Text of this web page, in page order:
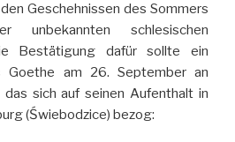
Geschehnissen des Sommers
schlesischen
Bestätigung dafür sollte ein
Goethe am 26. September an
sich auf seinen Aufenthalt in
(Świebodzice) bezog: